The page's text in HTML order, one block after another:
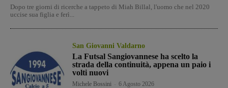
Dopo tre giorni di ricerche a tappeto di Miah Billal, l'uomo che nel 2020
uccise sua figlia e ferì...
San Giovanni Valdarno
La Futsal Sangiovannese ha scelto la
strada della continuità, appena un paio i
volti nuovi
Michele Bossini 6 Agosto 2026